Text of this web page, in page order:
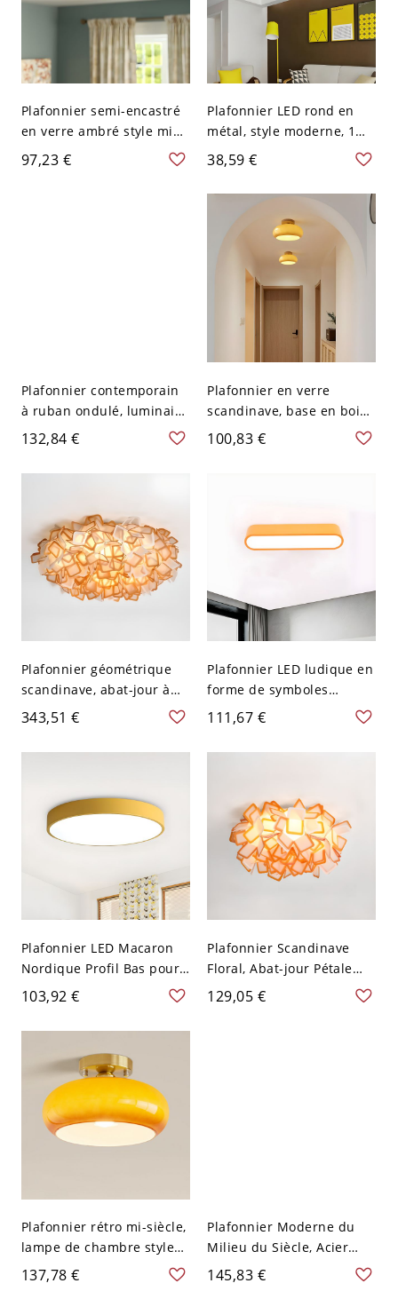
Plafonnier semi-encastré
en verre ambré style mid-
century, luminaire de
plafond rétro en laiton
97,23 €
Plafonnier LED rond en
métal, style moderne, 1
lumière - Orange 110 V-
120 V Blanc
38,59 €
Plafonnier contemporain
à ruban ondulé, luminaire
LED artistique créatif pour
chambre - 110 V-120 V
Orange
132,84 €
Plafonnier en verre
scandinave, base en bois,
luminaire de plafond
champignon pour
100,83 €
Plafonnier géométrique
scandinave, abat-jour à
pétales superposés pour
une douce lueur
d’ambiance - Orange 110
343,51 €
Plafonnier LED ludique en
forme de symboles
mathématiques pour
chambre d’enfant et salle
de jeux - Orange 110 V-
111,67 €
Plafonnier LED Macaron
Nordique Profil Bas pour
Chambre & Chambre
d'Enfant - Orange 110 V-
120 V 30,48 cm Blanc
103,92 €
Plafonnier Scandinave
Floral, Abat-jour Pétale
Géométrique Artistique
pour Chambre - Orange
129,05 €
Plafonnier rétro mi-siècle,
lampe de chambre style
champignon avec finition
laiton - Orange 110 V-120
137,78 €
Plafonnier Moderne du
Milieu du Siècle, Acier
Brillant Rétro & Verre
Opale pour Couloir -
145,83 €